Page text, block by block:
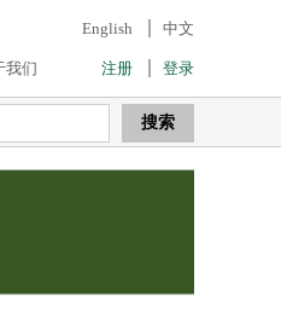
English 中文
我们 注册 登录